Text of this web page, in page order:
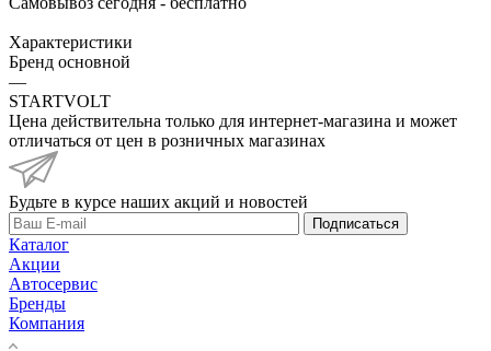
Характеристики
Бренд основной
—
STARTVOLT
Цена действительна только для интернет-магазина и может
отличаться от цен в розничных магазинах
Будьте в курсе наших акций и новостей
Подписаться
Каталог
Акции
Автосервис
Бренды
Компания